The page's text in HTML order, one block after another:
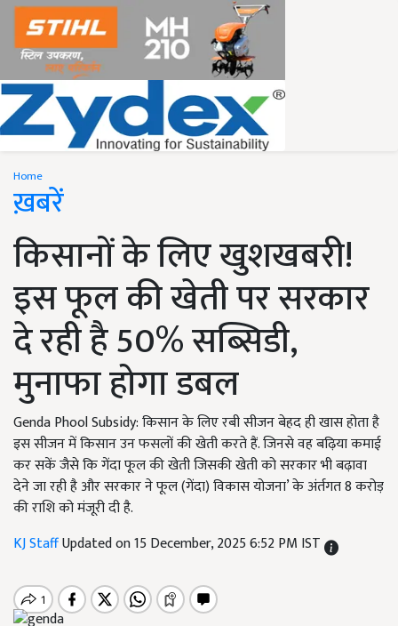
Home
ख़बरें
किसानों के लिए खुशखबरी!
इस फूल की खेती पर सरकार
दे रही है 50% सब्सिडी,
मुनाफा होगा डबल
Genda Phool Subsidy: किसान के लिए रबी सीजन बेहद ही खास होता है
इस सीजन में किसान उन फसलों की खेती करते हैं. जिनसे वह बढ़िया कमाई
कर सकें जैसे कि गेंदा फूल की खेती जिसकी खेती को सरकार भी बढ़ावा
देने जा रही है और सरकार ने फूल (गेंदा) विकास योजना’ के अंर्तगत 8 करोड़
की राशि को मंजूरी दी है.
KJ StaffUpdated on 15 December, 2025 6:52 PM IST